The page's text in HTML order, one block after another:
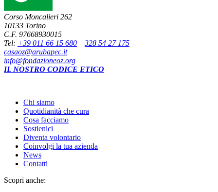
Corso Moncalieri 262
10133 Torino
C.F. 97668930015
Tel: +39 011 66 15 680 – 328 54 27 175
casaoz@arubapec.it
info@fondazioneoz.org
IL NOSTRO CODICE ETICO
Chi siamo
Quotidianità che cura
Cosa facciamo
Sostienici
Diventa volontario
Coinvolgi la tua azienda
News
Contatti
Scopri anche: